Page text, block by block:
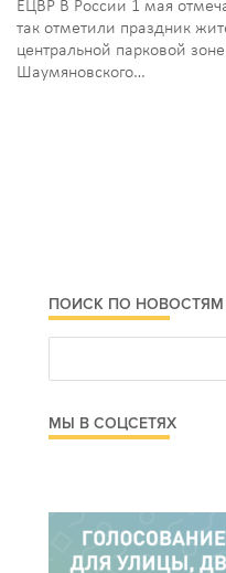
ЕЦВР В России 1 мая
так отметили праздник
центральной парковой
Шаумяновского…
ПОИСК ПО НОВОСТЯМ
МЫ В СОЦСЕТЯХ